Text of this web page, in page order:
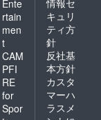
テル
100％
リブ
アクリ
ル 70％
ウール
30％
ファー
アクリ
Ente
rtain
men
t
CAM
PFI
RE
for
Spor
キュリ
ティ方
針
反社基
本方針
カスタ
マーハ
ラスメ